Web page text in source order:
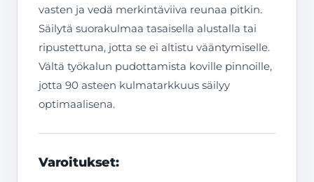
vasten ja vedä merkintäviiva reunaa pitkin.
Säilytä suorakulmaa tasaisella alustalla tai
ripustettuna, jotta se ei altistu vääntymiselle.
Vältä työkalun pudottamista koville pinnoille,
jotta 90 asteen kulmatarkkuus säilyy
optimaalisena.
Varoitukset: